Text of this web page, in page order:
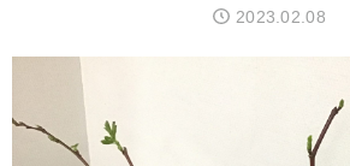
よくある質問
2023.02.08